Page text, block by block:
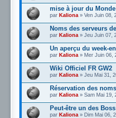
mise à jour du
par Kaliona » Ven Juin 08,
Noms des serveurs
par Kaliona » Jeu Juin 07,
Un aperçu du week-
par Kaliona » Mer Juin 06,
Wiki Officiel FR GW2
par Kaliona » Jeu Mai 31,
Réservation des
par Kaliona » Sam Mai 19,
Peut-être un des
par Kaliona » Dim Mai 06,